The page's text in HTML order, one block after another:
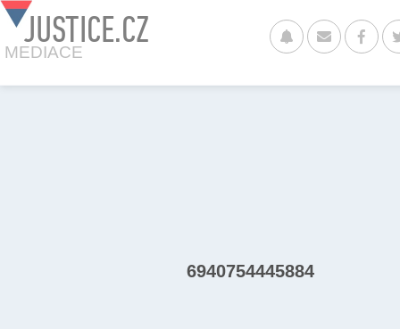
JUSTICE.CZ
MEDIACE
6940754445884